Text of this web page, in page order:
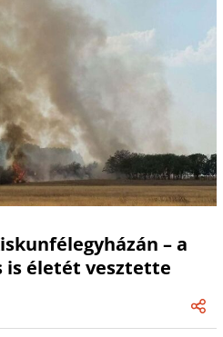
– a
is életét vesztette